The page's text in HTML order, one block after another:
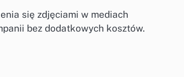
się zdjęciami w mediach
bez dodatkowych kosztów.